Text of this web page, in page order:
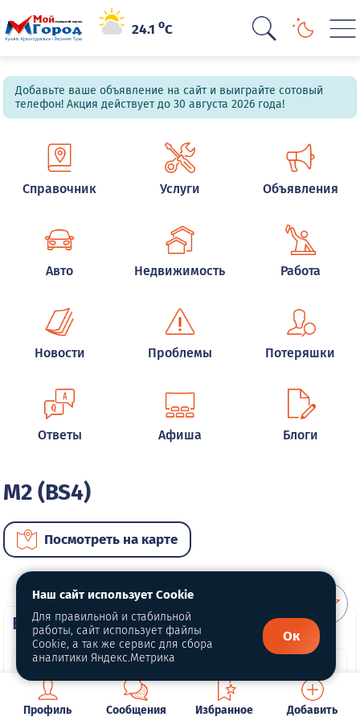
24.1oC
Добавьте ваше объявление на сайт и выиграйте сотовый
телефон! Акция действует до 30 августа 2026 года!
Справочник Услуги Объявления
Авто Недвижимость Работа
Новости Проблемы Потеряшки
Ответы Афиша Блоги
M2 (BS4)
Посмотреть на карте
ВИП автомобили
Профиль Сообщения Избранное Добавить
Наш сайт использует Cookie
Для правильной и стабильной
работы, сайт использует файлы
Cookie, а так же сервис для сбора
аналитики Яндекс.Метрика
Ок